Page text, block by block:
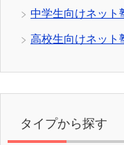
中学生向けネット
高校生向けネット
タイプから探す